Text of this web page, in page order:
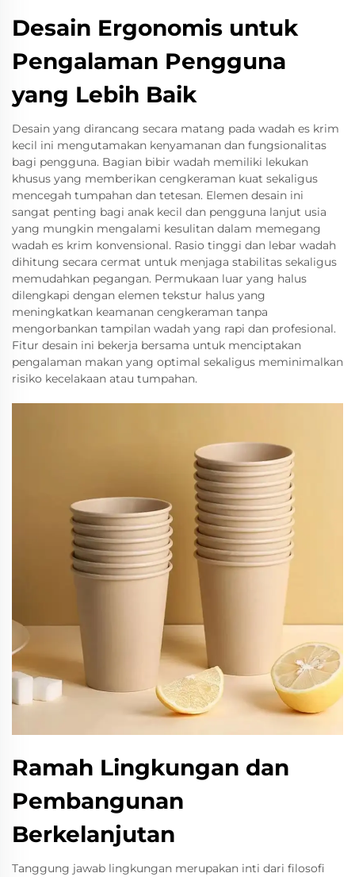
Desain Ergonomis untuk
Pengalaman Pengguna
yang Lebih Baik
Desain yang dirancang secara matang pada wadah es krim
kecil ini mengutamakan kenyamanan dan fungsionalitas
bagi pengguna. Bagian bibir wadah memiliki lekukan
khusus yang memberikan cengkeraman kuat sekaligus
mencegah tumpahan dan tetesan. Elemen desain ini
sangat penting bagi anak kecil dan pengguna lanjut usia
yang mungkin mengalami kesulitan dalam memegang
wadah es krim konvensional. Rasio tinggi dan lebar wadah
dihitung secara cermat untuk menjaga stabilitas sekaligus
memudahkan pegangan. Permukaan luar yang halus
dilengkapi dengan elemen tekstur halus yang
meningkatkan keamanan cengkeraman tanpa
mengorbankan tampilan wadah yang rapi dan profesional.
Fitur desain ini bekerja bersama untuk menciptakan
pengalaman makan yang optimal sekaligus meminimalkan
risiko kecelakaan atau tumpahan.
Ramah Lingkungan dan
Pembangunan
Berkelanjutan
Tanggung jawab lingkungan merupakan inti dari filosofi